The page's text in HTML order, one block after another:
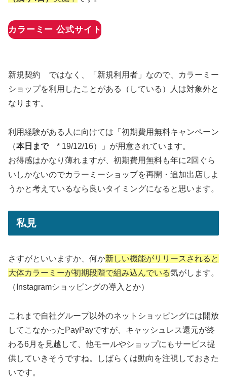
カラーミー 公式サイト
新規契約 ではなく、「新規利用者」なので、カラーミー
ショップを利用したことがある（している）人は対象外と
なります。
利用経験がある人に向けては「初期費用無料キャンペーン
（本日まで* 19/12/16）」が用意されています。
お得感はかなり薄れますが、初期費用無料も年に2回ぐら
いしかないのでカラーミーショップを再開・追加出店しよ
うかと考えているなら良いタイミングになると思います。
私見
さすがといいますか、何か新しい機能がリリースされると
大体カラーミーが初期段階で組み込んでいる気がします。
（Instagramショッピングの導入とか）
これまで自社グループ以外のネットショッピングには開放
してこなかったPayPayですが、キャッシュレス還元が終
わる6月を見越して、他モールやショップにもサービス提
供していきそうですね。しばらくは動向を注視しておきた
いです。